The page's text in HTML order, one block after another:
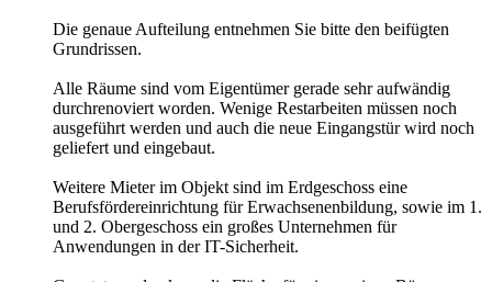
Die genaue Aufteilung entnehmen Sie bitte den beifügten
Grundrissen.
Alle Räume sind vom Eigentümer gerade sehr aufwändig
durchrenoviert worden. Wenige Restarbeiten müssen noch
ausgeführt werden und auch die neue Eingangstür wird noch
geliefert und eingebaut.
Weitere Mieter im Objekt sind im Erdgeschoss eine
Berufsfördereinrichtung für Erwachsenenbildung, sowie im 1.
und 2. Obergeschoss ein großes Unternehmen für
Anwendungen in der IT-Sicherheit.